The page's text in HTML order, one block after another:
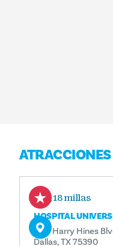
0,18 millas
HOSPITAL
5151 Harry Hines
Dallas, TX 75390